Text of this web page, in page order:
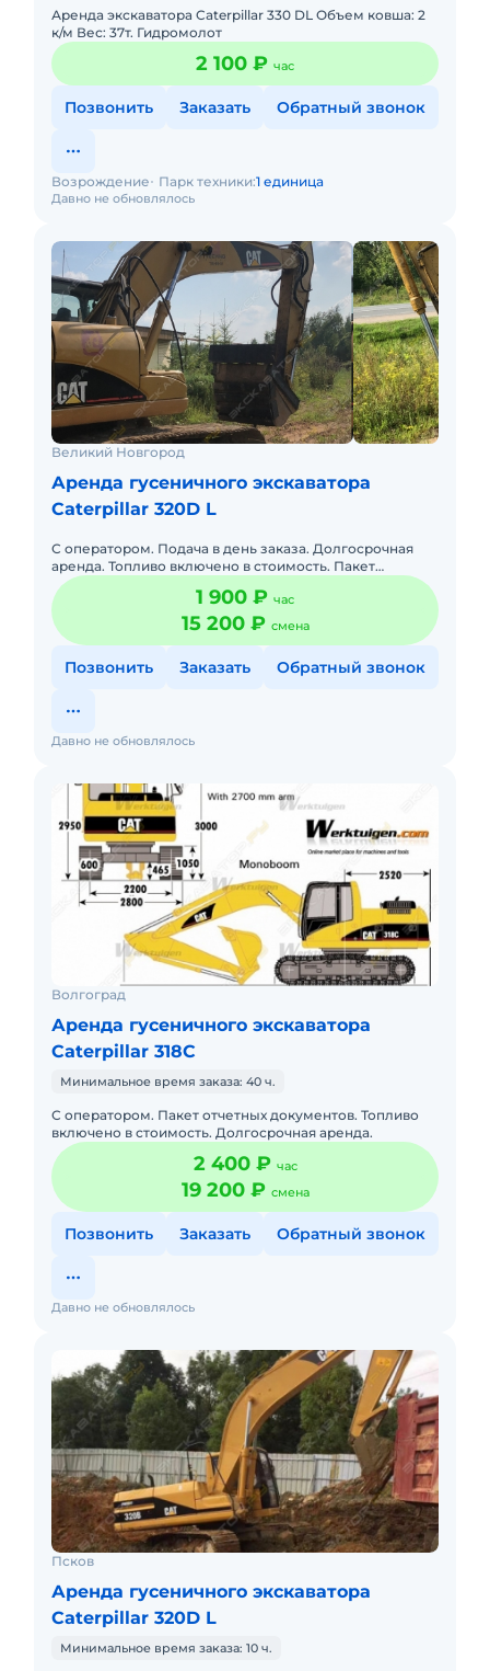
Аренда экскаватора Caterpillar 330 DL Объем ковша: 2
к/м Вес: 37т. Гидромолот
2 100 ₽ час
Позвонить Заказать Обратный звонок
Давно не обновлялось
Возрождение Парк техники:1 единица
Великий Новгород
Аренда гусеничного экскаватора
Caterpillar 320D L
С оператором. Подача в день заказа. Долгосрочная
аренда. Топливо включено в стоимость. Пакет
отчетных документов. Краткосрочная аренда.
Доставка силами заказчик
1 900 ₽ час
15 200 ₽ смена
Позвонить Заказать Обратный звонок
Давно не обновлялось
Волгоград
Аренда гусеничного экскаватора
Caterpillar 318С
Минимальное время заказа: 40 ч.
С оператором. Пакет отчетных документов. Топливо
включено в стоимость. Долгосрочная аренда.
2 400 ₽ час
19 200 ₽ смена
Позвонить Заказать Обратный звонок
Давно не обновлялось
Псков
Аренда гусеничного экскаватора
Caterpillar 320D L
Минимальное время заказа: 10 ч.